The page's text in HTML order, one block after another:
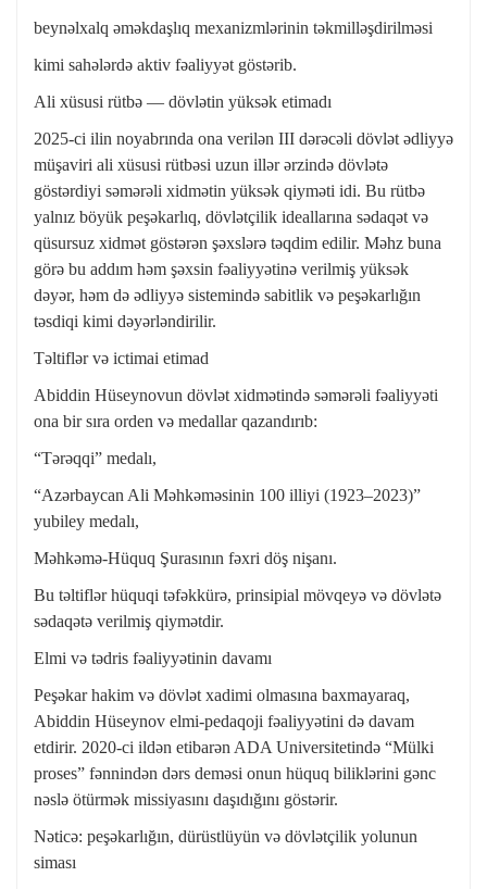
beynəlxalq əməkdaşlıq mexanizmlərinin təkmilləşdirilməsi
kimi sahələrdə aktiv fəaliyyət göstərib.
Ali xüsusi rütbə — dövlətin yüksək etimadı
2025-ci ilin noyabrında ona verilən III dərəcəli dövlət ədliyyə
müşaviri ali xüsusi rütbəsi uzun illər ərzində dövlətə
göstərdiyi səmərəli xidmətin yüksək qiyməti idi. Bu rütbə
yalnız böyük peşəkarlıq, dövlətçilik ideallarına sədaqət və
qüsursuz xidmət göstərən şəxslərə təqdim edilir. Məhz buna
görə bu addım həm şəxsin fəaliyyətinə verilmiş yüksək
dəyər, həm də ədliyyə sistemində sabitlik və peşəkarlığın
təsdiqi kimi dəyərləndirilir.
Təltiflər və ictimai etimad
Abiddin Hüseynovun dövlət xidmətində səmərəli fəaliyyəti
ona bir sıra orden və medallar qazandırıb:
“Tərəqqi” medalı,
“Azərbaycan Ali Məhkəməsinin 100 illiyi (1923–2023)”
yubiley medalı,
Məhkəmə-Hüquq Şurasının fəxri döş nişanı.
Bu təltiflər hüquqi təfəkkürə, prinsipial mövqeyə və dövlətə
sədaqətə verilmiş qiymətdir.
Elmi və tədris fəaliyyətinin davamı
Peşəkar hakim və dövlət xadimi olmasına baxmayaraq,
Abiddin Hüseynov elmi-pedaqoji fəaliyyətini də davam
etdirir. 2020-ci ildən etibarən ADA Universitetində “Mülki
proses” fənnindən dərs deməsi onun hüquq biliklərini gənc
nəslə ötürmək missiyasını daşıdığını göstərir.
Nəticə: peşəkarlığın, dürüstlüyün və dövlətçilik yolunun
siması